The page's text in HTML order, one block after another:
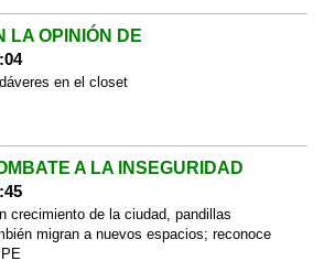
LA OPINIÓN DE
en el closet
A LA INSEGURIDAD
crecimiento de la ciudad, pandillas
migran a nuevos espacios; reconoce